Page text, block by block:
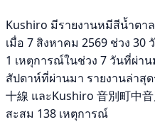
Kushiro มีรายงานหมีสีน้ำตา
เมื่อ 7 สิงหาคม 2569 ช่วง
1 เหตุการณ์ในช่วง 7 วันที่ผ่า
สัปดาห์ที่ผ่านมา รายงานล่าสุ
十線 และKushiro 音別町中
สะสม 138 เหตุการณ์